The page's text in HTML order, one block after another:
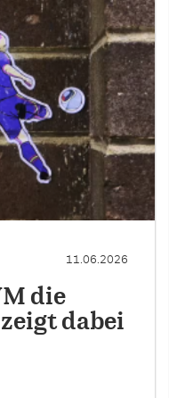
11.06.2026
die
dabei